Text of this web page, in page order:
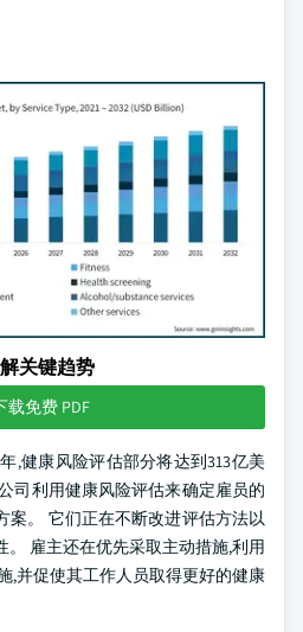
关键趋势
载免费 PDF
,健康风险评估部分将达到313亿美
司利用健康风险评估来确定雇员的
案。 它们正在不断改进评估方法以
。 雇主还在优先采取主动措施,利用
,并促使其工作人员取得更好的健康